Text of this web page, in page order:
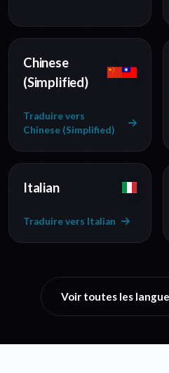
Chinese
(Simplified)
Traduire vers
Chinese (Simplified)
Italian
Traduire vers Italian
Voir toutes les